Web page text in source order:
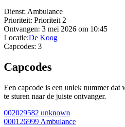
Dienst: Ambulance
Prioriteit: Prioriteit 2
Ontvangen: 3 mei 2026 om 10:45
Locatie:De Koog
Capcodes: 3
Capcodes
Een capcode is een uniek nummer
te sturen naar de juiste ontvanger.
002029582 unknown
000126999 Ambulance